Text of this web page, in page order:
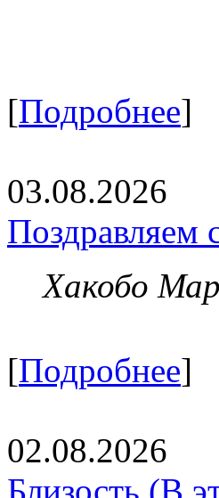
[Подробнее]
03.08.2026
Поздравляем
Хакобо
[Подробнее]
02.08.2026